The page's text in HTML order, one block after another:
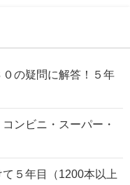
の疑問に解答！５年
ンビニ・スーパー・
５年目（1200本以上